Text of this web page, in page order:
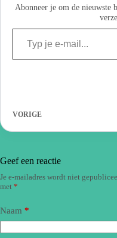
Abonneer je om de nieuwste
VORIGE
Geef een reactie
Je e-mailadres wordt niet
met *
Naam *